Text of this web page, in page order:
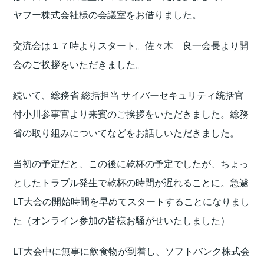
ヤフー株式会社様の会議室をお借りました。
交流会は１７時よりスタート。佐々木 良一会長より開
会のご挨拶をいただきました。
続いて、総務省 総括担当 サイバーセキュリティ統括官
付小川参事官より来賓のご挨拶をいただきました。総務
省の取り組みについてなどをお話しいただきました。
当初の予定だと、この後に乾杯の予定でしたが、ちょっ
としたトラブル発生で乾杯の時間が遅れることに。急遽
LT大会の開始時間を早めてスタートすることになりまし
た（オンライン参加の皆様お騒がせいたしました）
LT大会中に無事に飲食物が到着し、ソフトバンク株式会